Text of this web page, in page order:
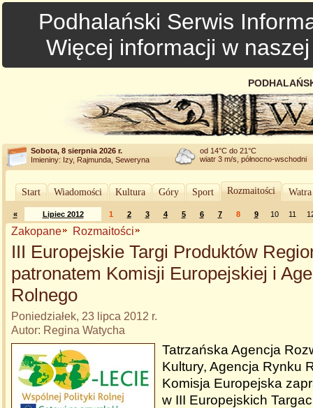
Podhalański Serwis
Więcej informacji w
Sobota, 8 sierpnia 2026 r.
Imieniny: Izy, Rajmunda, Seweryna
od 14°C do 21°C
wiatr 3 m/s, północno-wschodni
Start Wiadomości Kultura Góry Sport Rozmaitości
« Lipiec 2012 1 2 3 4 5 6 7 8 9 10 11
Zakopane Rozmaitości
III Europejskie Targi Produktów
patronatem Komisji Europejskiej i
Rolnego
Poniedziałek, 23 lipca 2012 r.
Autor: Regina Watycha
Tatrzańska Agencja
Kultury, Agencja Rynku
Komisja Europejska
w III Europejskich